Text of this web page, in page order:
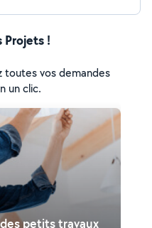
Projets !
toutes vos demandes
un clic.
petits travaux